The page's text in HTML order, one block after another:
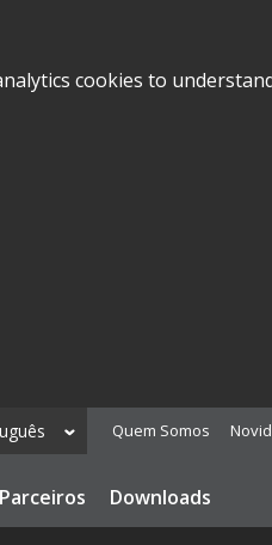
cookies to
Quem Somos
Parceiros Downloads